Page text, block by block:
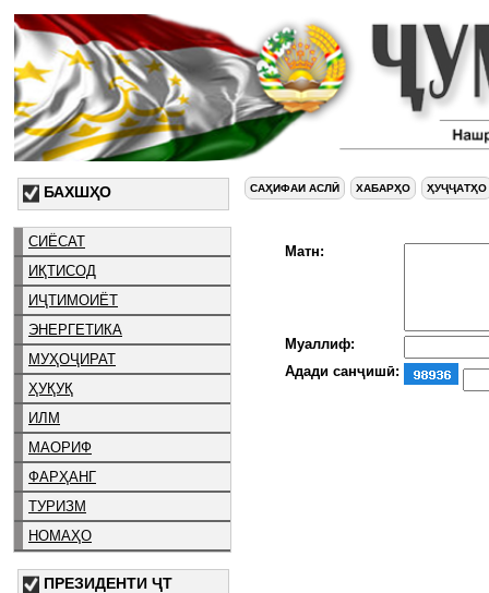
БАХШҲО
СИЁСАТ
ИҚТИСОД
ИҶТИМОИЁТ
ЭНЕРГЕТИКА
МУҲОҶИРАТ
ҲУҚУҚ
ИЛМ
МАОРИФ
ФАРҲАНГ
ТУРИЗМ
НОМАҲО
ПРЕЗИДЕНТИ ҶТ
САҲИФАИ АСЛӢ ХАБАРҲО ҲУҶҶАТҲО
Матн:
Муаллиф:
Адади санҷишӣ: